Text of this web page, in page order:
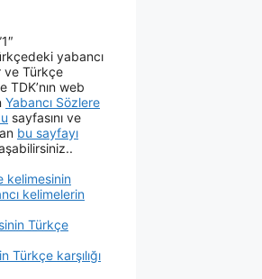
yabancı
ve Türkçe
TDK’nın web
Yabancı Sözlere
sayfasını ve
bu sayfayı
kelimesinin
kelimelerin
Türkçe
Türkçe karşılığı